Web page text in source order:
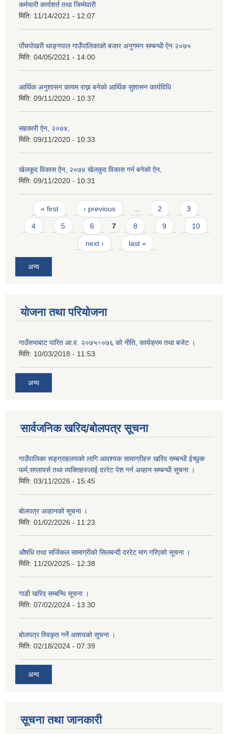
कर्मचारी कार्यशर्त तथा जिम्मेवारी
मिति: 11/14/2021 - 12:07
पाँचपोखरी थाङ्गपाल गाउँपालिकाको बजार अनुगमन सम्बन्धी ऐन २०७५
मिति: 04/05/2021 - 14:00
आर्थिक अनुशासन कायम राख्न बनेकाे आर्थिक सुशासन कार्यविधि
मिति: 09/11/2020 - 10:37
सहकारी ऐन, २०७४,
मिति: 09/11/2020 - 10:33
खेलकूद विकास ऐन, २०७४ खेलकुद विकास गर्न बनेको ऐन,
मिति: 09/11/2020 - 10:31
Pages
« first ‹ previous 2 3
4 5 6 7 8 9 10
next › last »
अन्य
योजना तथा परियोजना
गाउँसभाबाट पारित आ.व. २०७५÷०७६ को नीति, कार्यक्रम तथा बजेट ।
मिति: 10/03/2018 - 11:53
अन्य
सार्वजनिक खरिद/बोलपत्र सूचना
गाउँपालिका सङ्ग्राहलयको लागि आवश्यक सामाग्रीहरु खरिद सम्बन्धी ईच्छुक
फर्म,सप्लायर्स तथा व्यक्तिहरुलाई दररेट पेश गर्न अव्हान सम्बन्धी सूचना ।
मिति: 03/11/2026 - 15:45
बोलपत्र अव्हानको सूचना ।
मिति: 01/02/2026 - 11:23
औषधि तथा सर्जिकल सामाग्रीको सिलबन्दी दररेट माग गरिएको सूचना ।
मिति: 11/20/2025 - 12:38
गाडी खरिद सम्बन्धि सूचना ।
मिति: 07/02/2024 - 13:30
बोलपत्र स्विकृत गर्ने आशयको सूचना ।
मिति: 02/18/2024 - 07:39
अन्य
सूचना तथा जानकारी